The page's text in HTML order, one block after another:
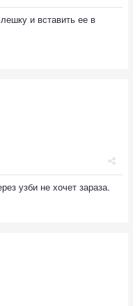
и вставить ее в
узби не хочет зараза.